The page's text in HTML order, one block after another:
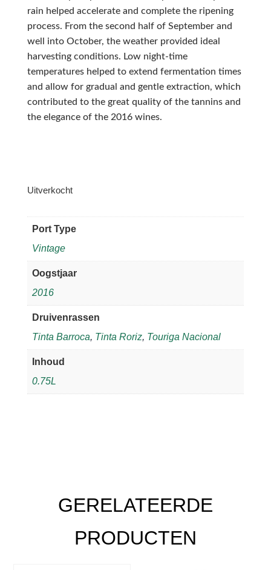
rain helped accelerate and complete the ripening
process. From the second half of September and
well into October, the weather provided ideal
harvesting conditions. Low night-time
temperatures helped to extend fermentation times
and allow for gradual and gentle extraction, which
contributed to the great quality of the tannins and
the elegance of the 2016 wines.
Uitverkocht
Port Type
Vintage
Oogstjaar
2016
Druivenrassen
Tinta Barroca, Tinta Roriz, Touriga Nacional
Inhoud
0.75L
GERELATEERDE
PRODUCTEN